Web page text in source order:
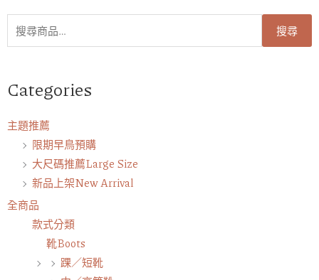
字:
搜尋
Categories
主題推薦
限期早鳥預購
大尺碼推薦Large Size
新品上架New Arrival
全商品
款式分類
靴Boots
踝／短靴